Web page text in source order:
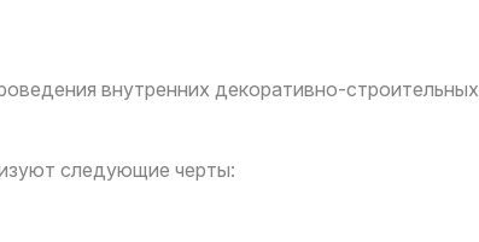
внутренних декоративно-
следующие черты: